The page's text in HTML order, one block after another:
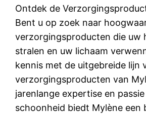
Ontdek de
Bent u op zoek naar
verzorgingsproducten die uw
stralen en uw lichaam
kennis met de uitgebreide lijn
verzorgingsproducten van
jarenlange expertise en
schoonheid biedt Mylène een